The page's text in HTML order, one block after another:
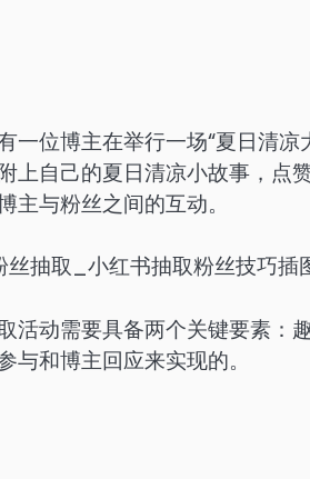
位博主在举行一场“夏日清凉
上自己的夏日清凉小故事，点
与粉丝之间的互动。
活动需要具备两个关键要素：
和博主回应来实现的。